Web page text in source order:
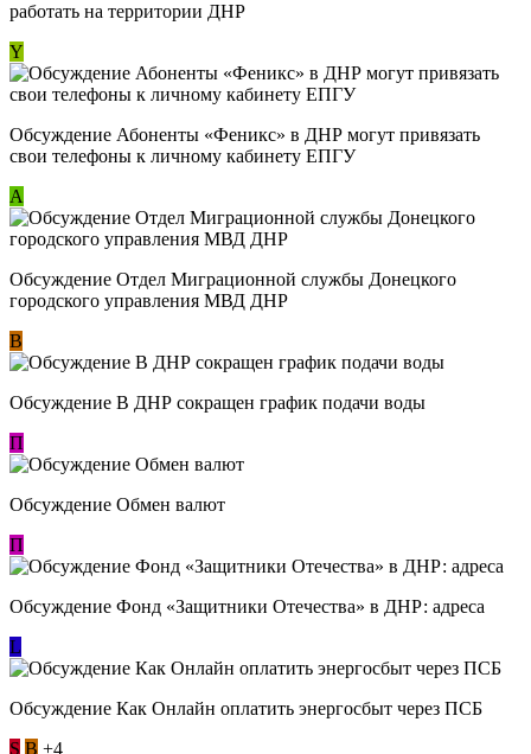
работать на территории ДНР
Y
Обсуждение ​Абоненты «Феникс» в ДНР могут привязать
свои телефоны к личному кабинету ЕПГУ
А
Обсуждение Отдел Миграционной службы Донецкого
городского управления МВД ДНР
В
Обсуждение В ДНР сокращен график подачи воды
П
Обсуждение Обмен валют
П
Обсуждение Фонд «Защитники Отечества» в ДНР: адреса
L
Обсуждение ​Как Онлайн оплатить энергосбыт через ПСБ
S В +4